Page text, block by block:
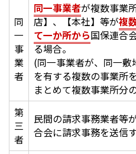
同
一
事
業
者
同一事業者が複数事業
店】、【本社】等が複
て一か所から国保連合
る場合。
(同一事業者が、同一
を有する複数の事業所
まとめて複数事業所分
第
三
者
民間の請求事務業者等
合会に請求事務を送信